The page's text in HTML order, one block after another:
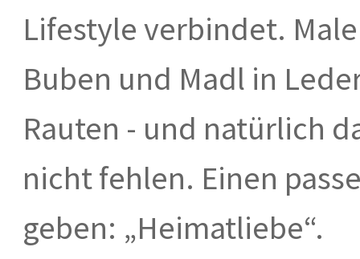
Lifestyle verbindet.
Buben und Madl in
Rauten - und natürlich
nicht fehlen. Einen
geben: „Heimatliebe“.